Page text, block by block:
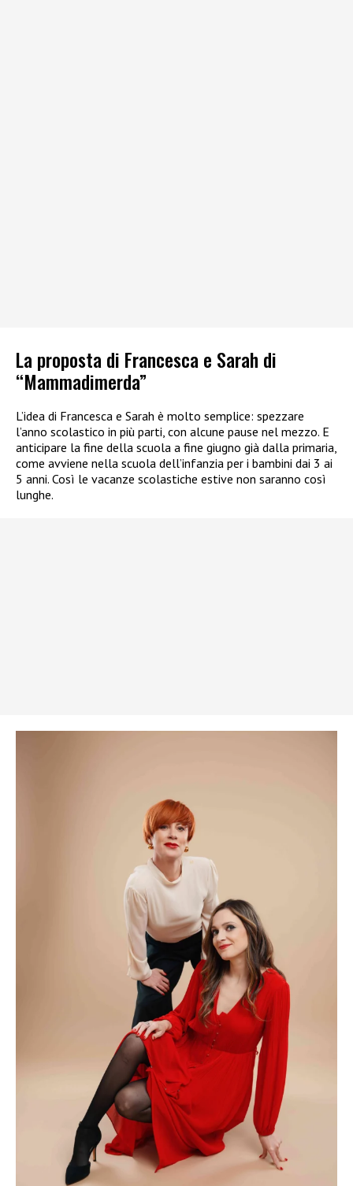
La proposta di Francesca e Sarah di
“Mammadimerda”
L’idea di Francesca e Sarah è molto semplice: spezzare
l’anno scolastico in più parti, con alcune pause nel mezzo. E
anticipare la fine della scuola a fine giugno già dalla primaria,
come avviene nella scuola dell’infanzia per i bambini dai 3 ai
5 anni. Così le vacanze scolastiche estive non saranno così
lunghe.